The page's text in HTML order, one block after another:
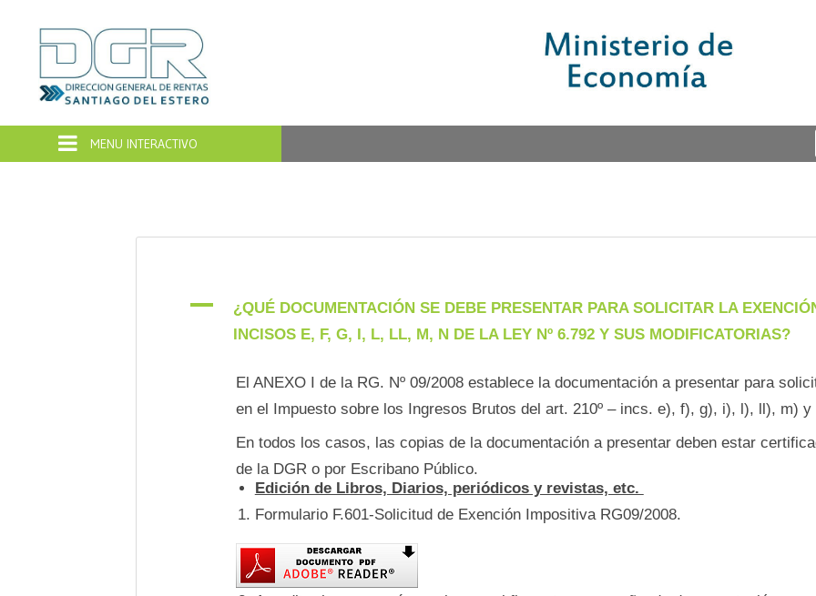
Santiago
del
Estero
A
¿QUÉ DOCUMENTACIÓN SE DEBE PRESENTAR PARA SOLICITAR LA
INCISOS E, F, G, I, L, LL, M, N DE LA LEY Nº 6.792 Y SUS MODIFICATORIAS?
El ANEXO I de la RG. Nº 09/2008 establece la documentación a presentar para
en el Impuesto sobre los Ingresos Brutos del art. 210º – incs. e), f), g), i), l), ll), m) y
En todos los casos, las copias de la documentación a presentar deben estar
de la DGR o por Escribano Público.
Edición de Libros, Diarios, periódicos y revistas, etc.
Formulario F.601-Solicitud de Exención Impositiva RG09/2008.